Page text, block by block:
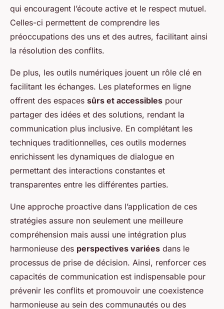
qui encouragent l’écoute active et le respect mutuel.
Celles-ci permettent de comprendre les
préoccupations des uns et des autres, facilitant ainsi
la résolution des conflits.
De plus, les outils numériques jouent un rôle clé en
facilitant les échanges. Les plateformes en ligne
offrent des espaces sûrs et accessibles pour
partager des idées et des solutions, rendant la
communication plus inclusive. En complétant les
techniques traditionnelles, ces outils modernes
enrichissent les dynamiques de dialogue en
permettant des interactions constantes et
transparentes entre les différentes parties.
Une approche proactive dans l’application de ces
stratégies assure non seulement une meilleure
compréhension mais aussi une intégration plus
harmonieuse des perspectives variées dans le
processus de prise de décision. Ainsi, renforcer ces
capacités de communication est indispensable pour
prévenir les conflits et promouvoir une coexistence
harmonieuse au sein des communautés ou des